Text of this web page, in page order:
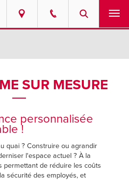
CORPORATIF
DE RESSOURCES
SUR MESURE
personnalisée
!
quai ? Construire ou agrandir
l'espace actuel ? À la
permettant de réduire les coûts
sécurité des employés, et